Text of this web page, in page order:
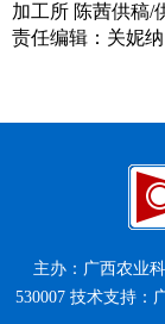
加工所 陈茜供稿/
责任编辑：关妮纳
主办：广西农业
530007 技术支持：